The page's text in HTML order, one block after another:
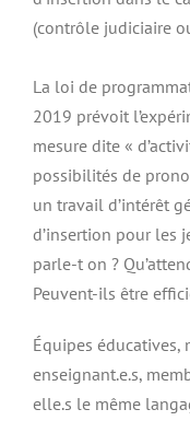
(contrôle judiciaire
La loi de
2019 prévoit
mesure dite «
possibilités de
un travail d’intérêt
d’insertion pour les
parle-t on ?
Peuvent-ils être
Équipes éducatives,
enseignant.e.s,
elle.s le même